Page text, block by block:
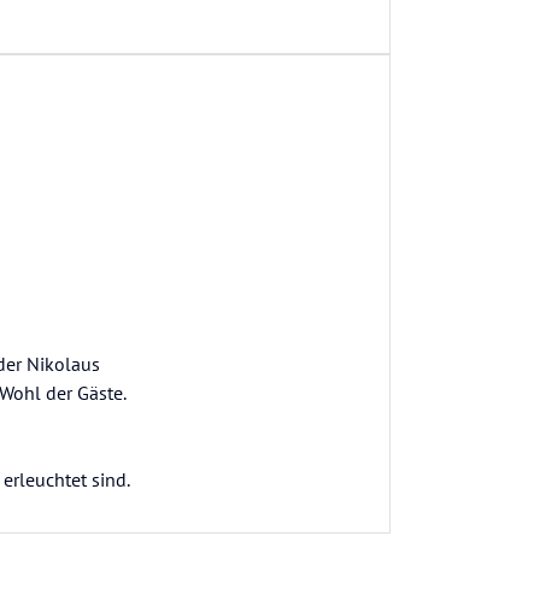
Nikolaus
der Gäste.
sind.